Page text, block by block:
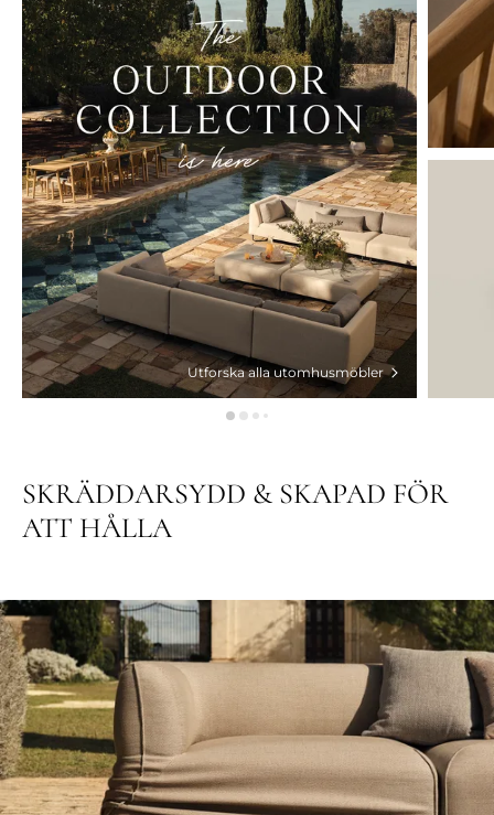
Utforska alla utomhusmöbler
SKRÄDDARSYDD & SKAPAD FÖR
ATT HÅLLA